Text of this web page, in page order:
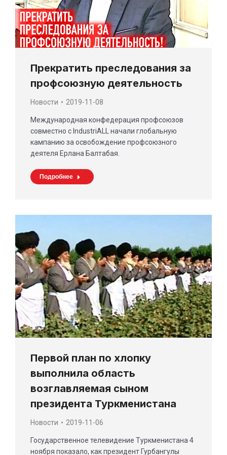
Прекратить преследования за
профсоюзную деятельность
Новости 2019-11-08
Международная конфедерация профсоюзов
совместно с IndustriALL начали глобальную
кампанию за освобождение профсоюзного
деятеля Ерлана Балтабая.
Подробнее
Первой план по хлопку
выполнила область
возглавляемая сыном
президента Туркменистана
Новости 2019-11-06
Государственное телевидение Туркменистана 4
ноября показало, как президент Гурбангулы